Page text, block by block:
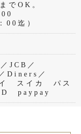
でOK。
00迄）
JCB／
Diners／
スイカ パス
paypay